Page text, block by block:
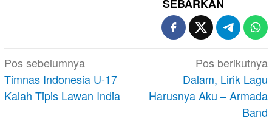
SEBARKAN
Navigasi
pos
Pos sebelumnya
Timnas Indonesia U-17
Kalah Tipis Lawan India
Pos berikutnya
Dalam, Lirik Lagu
Harusnya Aku – Armada
Band